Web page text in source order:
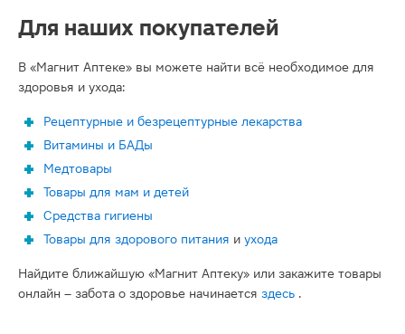
Для наших покупателей
В «Магнит Аптеке» вы можете найти всё необходимое для
здоровья и ухода:
Рецептурные и безрецептурные лекарства
Витамины и БАДы
Медтовары
Товары для мам и детей
Средства гигиены
Товары для здорового питания и ухода
Найдите ближайшую «Магнит Аптеку» или закажите товары
онлайн – забота о здоровье начинается здесь .